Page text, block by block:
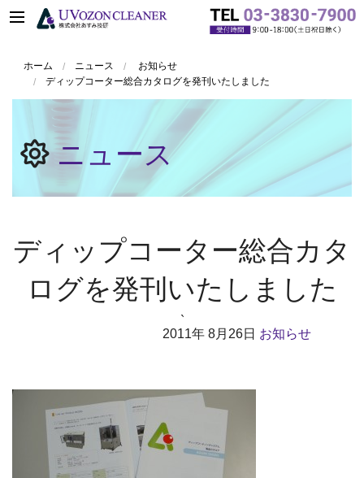
ホーム ニュース
お知らせ
ディップコーター総合カタログを発刊いたしました
ニュース
ディップコーター総合カタ
ログを発刊いたしました
`
2011年 8月26日 お知らせ